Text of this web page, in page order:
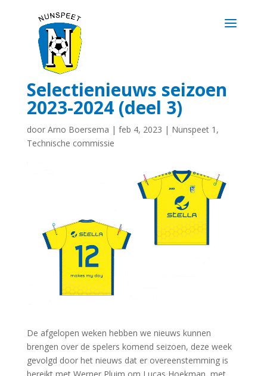
Selectienieuws seizoen
2023-2024 (deel 3)
door Arno Boersema | feb 4, 2023 | Nunspeet 1 ,
Technische commissie
De afgelopen weken hebben we nieuws kunnen
brengen over de spelers komend seizoen, deze week
gevolgd door het nieuws dat er overeenstemming is